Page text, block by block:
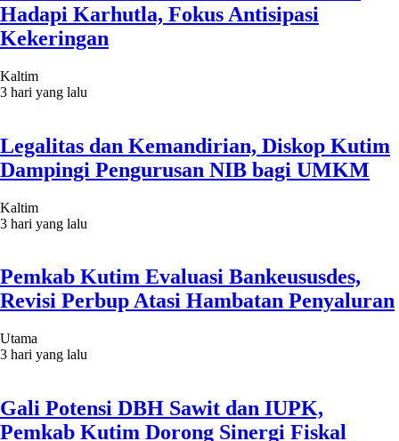
Hadapi Karhutla, Fokus Antisipasi
Kekeringan
Kaltim
3 hari yang lalu
Legalitas dan Kemandirian, Diskop Kutim
Dampingi Pengurusan NIB bagi UMKM
Kaltim
3 hari yang lalu
Pemkab Kutim Evaluasi Bankeususdes,
Revisi Perbup Atasi Hambatan Penyaluran
Utama
3 hari yang lalu
Gali Potensi DBH Sawit dan IUPK,
Pemkab Kutim Dorong Sinergi Fiskal